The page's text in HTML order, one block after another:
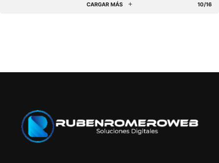
CARGAR MÁS 10/16